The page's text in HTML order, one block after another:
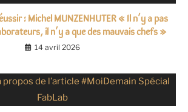
: Michel MUNZENHUTER « Il n’y a pas
il n’y a que des mauvais chefs »
14 avril 2026